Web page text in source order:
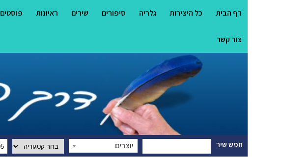
דף הבית כל היצירות גלריה סיפורים שירים ראיונות פוסטים
צור קשר
חפש שיר יוצרים